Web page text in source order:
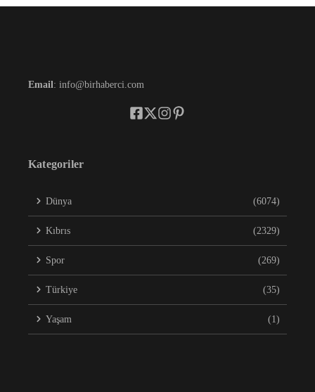
Email : info@birhaberci.com
Kategoriler
Dünya (6074)
Kıbrıs (2329)
Spor (269)
Türkiye (35)
Yaşam (1)